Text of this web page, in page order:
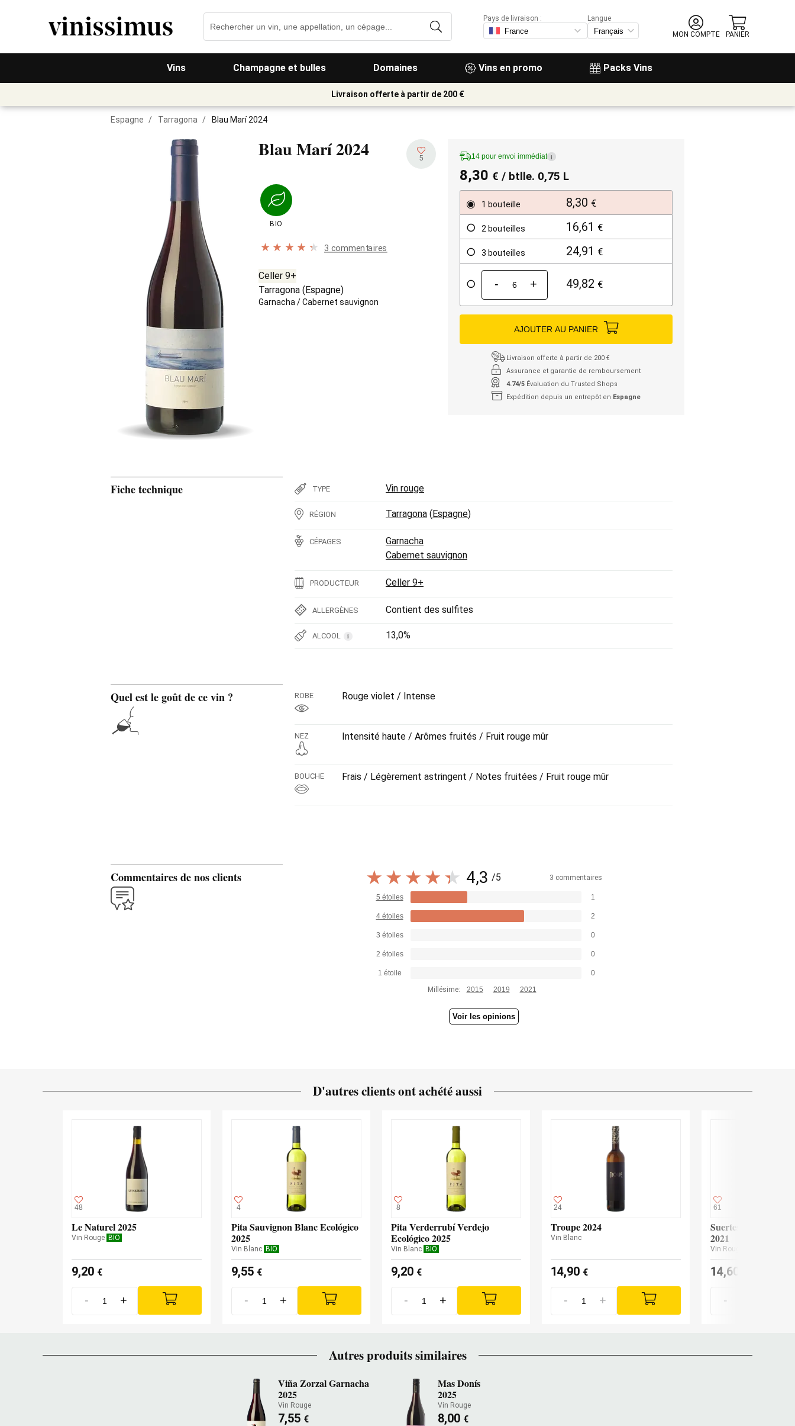
Vins Champagne et bulles Domaines Vins en promo Packs Vins
Pays de livraison :
Langue
MON COMPTE
PANIER
Livraison offerte à partir de 200 €
Espagne / Tarragona / Blau Marí 2024
Blau Marí2024 5
BIO
3 commentaires
Celler 9+
Tarragona (Espagne)
Garnacha /Cabernet sauvignon
14 pour envoi immédiat i
8,30 € / btlle. 0,75 L
1 bouteille 8,30 €
2 bouteilles 16,61 €
3 bouteilles 24,91 €
- + 49,82 €
AJOUTER AU PANIER
Livraison offerte à partir de 200 €
Assurance et garantie de remboursement
4.74/5 Évaluation du Trusted Shops
Expédition depuis un entrepôt en Espagne
Fiche technique TYPE Vin rouge
RÉGION Tarragona (Espagne)
CÉPAGES
Garnacha
Cabernet sauvignon
PRODUCTEUR Celler 9+
ALLERGÈNES Contient des sulfites
ALCOOL i 13,0%
Quel est le goût de ce vin ? ROBE Rouge violet / Intense
NEZ Intensité haute / Arômes fruités / Fruit rouge mûr
BOUCHE Frais / Légèrement astringent / Notes fruitées / Fruit rouge mûr
Commentaires de nos clients 4,3 /5 3 commentaires
5 étoiles 1
4 étoiles 2
3 étoiles 0
2 étoiles 0
1 étoile
0
Millésime:
2015 2019 2021
Voir les opinions
D'autres clients ont achété aussi
48
Le Naturel 2025
Vin Rouge BIO
9,20 €
- +
4
Pita Sauvignon Blanc Ecológico
2025
Vin Blanc BIO
9,55 €
- +
8
Pita Verderrubí Verdejo
Ecológico 2025
Vin Blanc BIO
9,20 €
- +
24
Troupe 2024
Vin Blanc
14,90 €
- +
61
Suertes del Marqués
2021
Vin Rouge
14,60
-
Autres produits similaires
Viña Zorzal Garnacha
2025
Vin Rouge
7,55 €
Mas Donís
2025
Vin Rouge
8,00 €